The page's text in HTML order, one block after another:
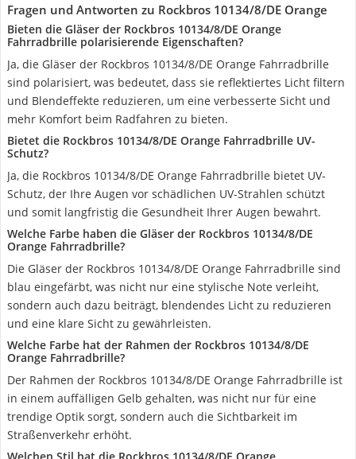
Fragen und Antworten zu Rockbros 10134/8/DE Orange
Bieten die Gläser der Rockbros 10134/8/DE Orange
Fahrradbrille polarisierende Eigenschaften?
Ja, die Gläser der Rockbros 10134/8/DE Orange Fahrradbrille
sind polarisiert, was bedeutet, dass sie reflektiertes Licht filtern
und Blendeffekte reduzieren, um eine verbesserte Sicht und
mehr Komfort beim Radfahren zu bieten.
Bietet die Rockbros 10134/8/DE Orange Fahrradbrille UV-
Schutz?
Ja, die Rockbros 10134/8/DE Orange Fahrradbrille bietet UV-
Schutz, der Ihre Augen vor schädlichen UV-Strahlen schützt
und somit langfristig die Gesundheit Ihrer Augen bewahrt.
Welche Farbe haben die Gläser der Rockbros 10134/8/DE
Orange Fahrradbrille?
Die Gläser der Rockbros 10134/8/DE Orange Fahrradbrille sind
blau eingefärbt, was nicht nur eine stylische Note verleiht,
sondern auch dazu beiträgt, blendendes Licht zu reduzieren
und eine klare Sicht zu gewährleisten.
Welche Farbe hat der Rahmen der Rockbros 10134/8/DE
Orange Fahrradbrille?
Der Rahmen der Rockbros 10134/8/DE Orange Fahrradbrille ist
in einem auffälligen Gelb gehalten, was nicht nur für eine
trendige Optik sorgt, sondern auch die Sichtbarkeit im
Straßenverkehr erhöht.